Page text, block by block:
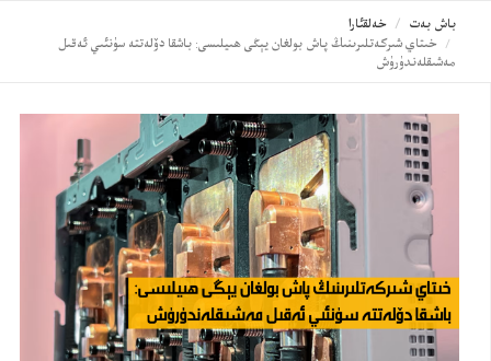
باش بەت
خەلقئارا
خىتاي شىركەتلىرىنىڭ پاش بولغان يېڭى ھىيلىسى: باشقا دۆلەتتە سۈنئىي ئەقىل
مەشىقلەندۈرۈش